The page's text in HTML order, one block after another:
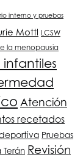
interno y pruebas
Mottl LCSW
la menopausia
Atención
recetados
Pruebas
Terán Revisión